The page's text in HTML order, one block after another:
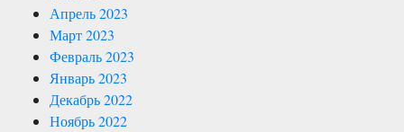
Апрель 2023
Март 2023
Февраль 2023
Январь 2023
Декабрь 2022
Ноябрь 2022